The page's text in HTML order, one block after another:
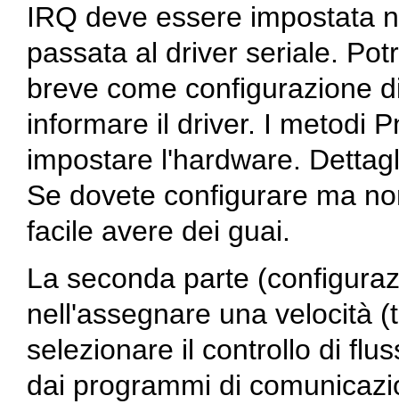
IRQ deve essere impostata
passata al driver seriale.
breve come configurazione
informare il driver. I metodi
impostare l'hardware.
Se dovete configurare ma
facile avere dei guai.
La seconda parte
nell'assegnare una velocità
selezionare il controllo di
dai programmi di